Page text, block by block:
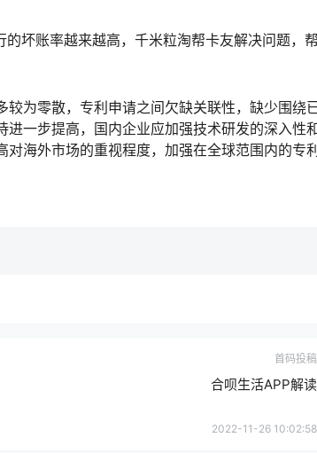
坏账率越来越高，千米粒淘帮卡友解决问题，
为零散，专利申请之间欠缺关联性，缺少围绕
一步提高，国内企业应加强技术研发的深入性
海外市场的重视程度，加强在全球范围内的专
首码投稿
合呗生活APP解读
2022-11-26 10:02:58